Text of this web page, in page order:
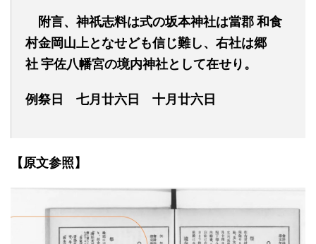
附言、神祇志料は式の坂本神社は當郡和食
村金岡山上となせども信じ難し、右社は郷
社宇佐八幡宮の境内神社として在せり。
例祭日 七月廿六日 十月廿六日
【原文参照】